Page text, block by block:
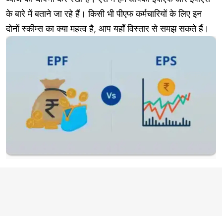
के बारे में बताने जा रहे हैं। किसी भी पीएफ कर्मचारियों के लिए इन
दोनों स्कीम्स का क्या महत्व है, आप यहाँ विस्तार से समझ सकते हैं।